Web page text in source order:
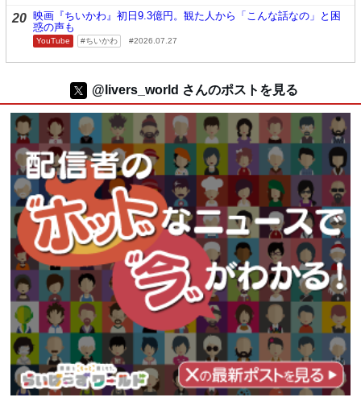
20 映画『ちいかわ』初日9.3億円。観た人から「こんな話なの」と困
惑の声も
YouTube ちいかわ 2026.07.27
@livers_world さんのポストを見る